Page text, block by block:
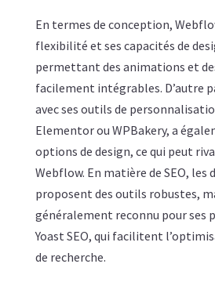
En termes de conception,
flexibilité et ses capacités de
permettant des animations et
facilement intégrables. D’autre
avec ses outils de
Elementor ou WPBakery, a
options de design, ce qui peut
Webflow. En matière de SEO, les
proposent des outils robustes,
généralement reconnu pour ses
Yoast SEO, qui facilitent
de recherche.